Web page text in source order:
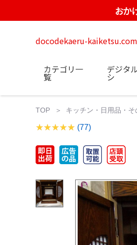
おか
docodekaeru-kaiketsu.com
カテゴリ一
覧
デジタ
シ
TOP キッチン・日用品・そ
(77)